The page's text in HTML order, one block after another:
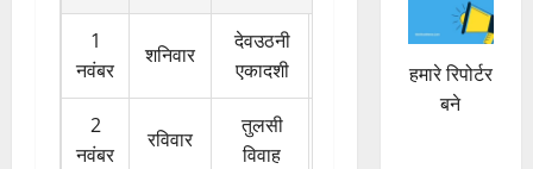
1
नवंबर
शनिवार
देवउठनी
एकादशी
2
नवंबर
रविवार
तुलसी
विवाह
हमारे रिपोर्टर
बने